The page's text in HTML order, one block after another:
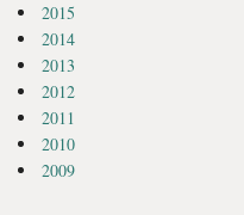
2015
2014
2013
2012
2011
2010
2009